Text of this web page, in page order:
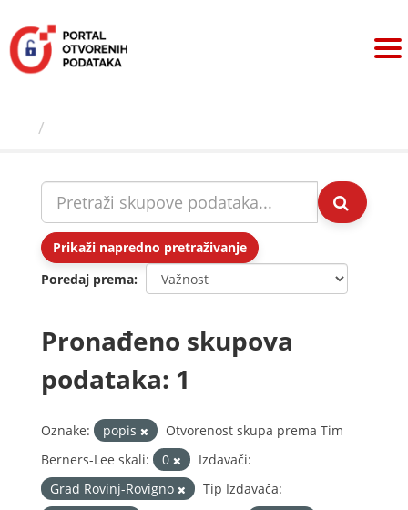
sadržaj
Prikaži napredno pretraživanje
Poredaj prema
Pronađeno skupova
podataka: 1
Oznake: popis
Otvorenost skupa prema Tim
Berners-Lee skali:
0
Izdavači:
Grad Rovinj-Rovigno
Tip Izdavača: